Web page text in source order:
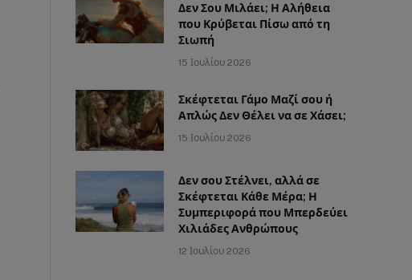
Δεν Σου Μιλάει; Η Αλήθεια
που Κρύβεται Πίσω από τη
Σιωπή
15 Ιουλίου 2026
Σκέφτεται Γάμο Μαζί σου ή
Απλώς Δεν Θέλει να σε Χάσει;
15 Ιουλίου 2026
Δεν σου Στέλνει, αλλά σε
Σκέφτεται Κάθε Μέρα; Η
Συμπεριφορά που Μπερδεύει
Χιλιάδες Ανθρώπους
12 Ιουλίου 2026